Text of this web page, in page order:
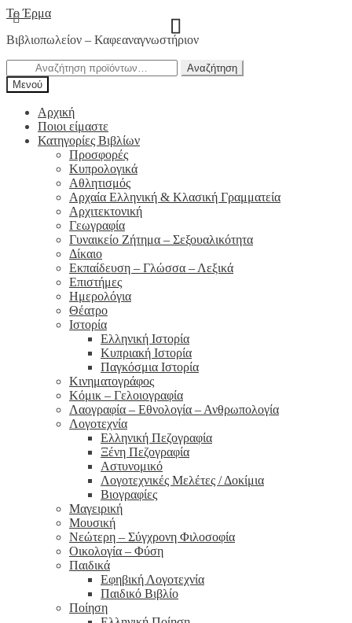
Απευθείας
μετάβαση
στην
Μετάβαση
σε
περιεχόμενο
Το Έρμα
Βιβλιοπωλείον – Καφεαναγνωστήριον
Αναζήτηση
για:
Αναζήτηση
Μενού
Αρχική
Ποιοι είμαστε
Κατηγορίες Βιβλίων
Προσφορές
Κυπρολογικά
Αθλητισμός
Αρχαία Ελληνική & Κλασική Γραμματεία
Αρχιτεκτονική
Γεωγραφία
Γυναικείο Ζήτημα – Σεξουαλικότητα
Δίκαιο
Εκπαίδευση – Γλώσσα – Λεξικά
Επιστήμες
Ημερολόγια
Θέατρο
Ιστορία
Ελληνική Ιστορία
Κυπριακή Ιστορία
Παγκόσμια Ιστορία
Κινηματογράφος
Κόμικ – Γελοιογραφία
Λαογραφία – Εθνολογία – Ανθρωπολογία
Λογοτεχνία
Ελληνική Πεζογραφία
Ξένη Πεζογραφία
Αστυνομικό
Λογοτεχνικές Μελέτες / Δοκίμια
Βιογραφίες
Μαγειρική
Μουσική
Νεώτερη – Σύγχρονη Φιλοσοφία
Οικολογία – Φύση
Παιδικά
Εφηβική Λογοτεχνία
Παιδικό Βιβλίο
Ποίηση